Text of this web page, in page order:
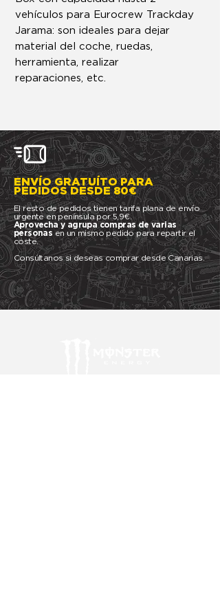
vehículos para Eurocrew Trackday
Jarama: son ideales para dejar
material del coche, ruedas,
herramienta, realizar
reparaciones, etc.
ENVÍO GRATUÍTO PARA
PEDIDOS DESDE 80€
El resto de pedidos tienen tarifa plana de envío
urgente en península por 5,9€.
Aprovecha y agrupa compras de varias
personasen un mismo pedido para repartir el
coste.
Consúltanos si deseas comprar desde Canarias.